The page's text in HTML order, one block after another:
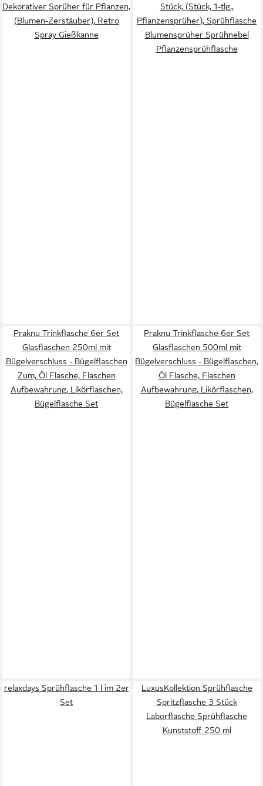
Dekorativer Sprüher für Pflanzen,
(Blumen-Zerstäuber), Retro
Spray Gießkanne
Stück, (Stück, 1-tlg.,
Pflanzensprüher), Sprühflasche
Blumensprüher Sprühnebel
Pflanzensprühflasche
Praknu Trinkflasche 6er Set
Glasflaschen 250ml mit
Bügelverschluss - Bügelflaschen
Zum, Öl Flasche, Flaschen
Aufbewahrung, Likörflaschen,
Bügelflasche Set
Praknu Trinkflasche 6er Set
Glasflaschen 500ml mit
Bügelverschluss - Bügelflaschen,
Öl Flasche, Flaschen
Aufbewahrung, Likörflaschen,
Bügelflasche Set
relaxdays Sprühflasche 1 l im 2er
Set
LuxusKollektion Sprühflasche
Spritzflasche 3 Stück
Laborflasche Sprühflasche
Kunststoff 250 ml